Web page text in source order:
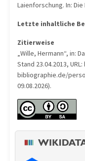
Laienforschung. In: Die
Letzte inhaltliche
Zitierweise
„Wille, Hermann“, in:
Stand 23.04.2013,
bibliographie.de/
09.08.2026).